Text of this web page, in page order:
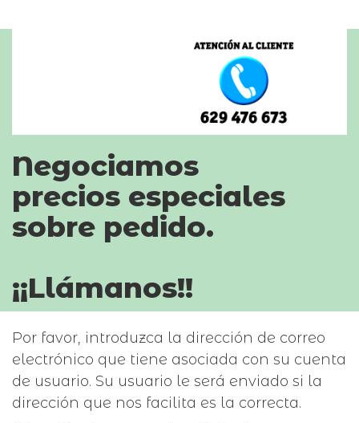
Negociamos
precios especiales
sobre pedido.
¡¡Llámanos!!
Por favor, introduzca la dirección de correo
electrónico que tiene asociada con su cuenta
de usuario. Su usuario le será enviado si la
dirección que nos facilita es la correcta.